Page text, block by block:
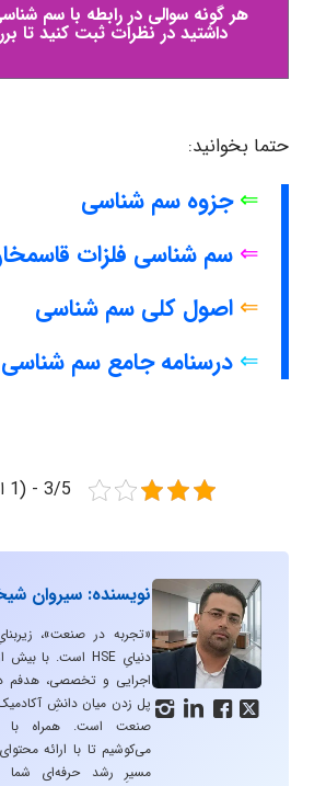
هر گونه سوالی در رابطه با سم
داشتید در نظرات ثبت کنید تا
حتما بخوانید:
⇐جزوه سم شناسی
⇐ سم شناسی فلزات
⇐ اصول کلی سم شناسی
⇐ درسنامه جامع سم
3/5 - (1 امتیاز)
   
نویسنده: سیروان
«تجربه در صنعت»،
اجرایی و تخصصی، هدفم
پل زدن میان دانشِ
صنعت است. همراه با
می‌کوشیم تا با ارائه
مسیرِ رشد حرفه‌ای شما